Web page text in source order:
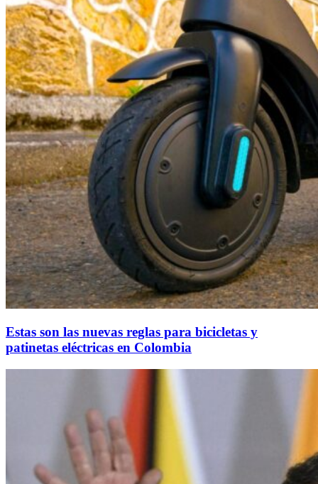
Estas son las nuevas reglas para bicicletas y
patinetas eléctricas en Colombia